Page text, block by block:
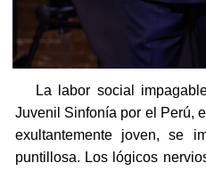
La labor social
Juvenil Sinfonía por el Perú,
exultantemente joven, se
puntillosa. Los lógicos